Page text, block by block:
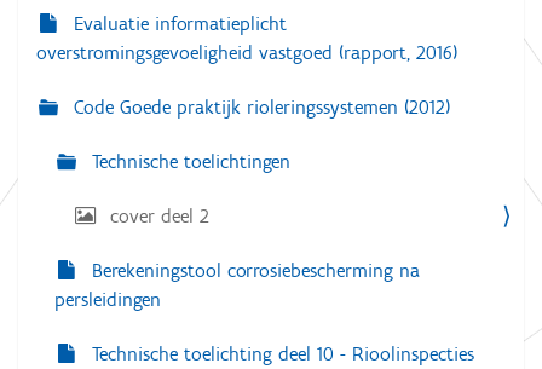
Evaluatie informatieplicht
overstromingsgevoeligheid vastgoed (rapport, 2016)
Code Goede praktijk rioleringssystemen (2012)
Technische toelichtingen
cover deel 2
Berekeningstool corrosiebescherming na
persleidingen
Technische toelichting deel 10 - Rioolinspecties